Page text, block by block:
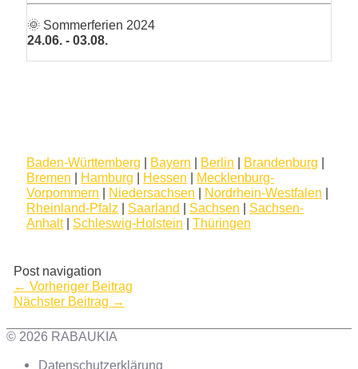
🌞 Sommerferien 2024
24.06. - 03.08.
Baden-Württemberg | Bayern | Berlin | Brandenburg |
Bremen | Hamburg | Hessen | Mecklenburg-
Vorpommern | Niedersachsen | Nordrhein-Westfalen |
Rheinland-Pfalz | Saarland | Sachsen | Sachsen-
Anhalt| Schleswig-Holstein |Thüringen
Post navigation
← Vorheriger Beitrag
Nächster Beitrag →
© 2026 RABAUKIA
Datenschutzerklärung